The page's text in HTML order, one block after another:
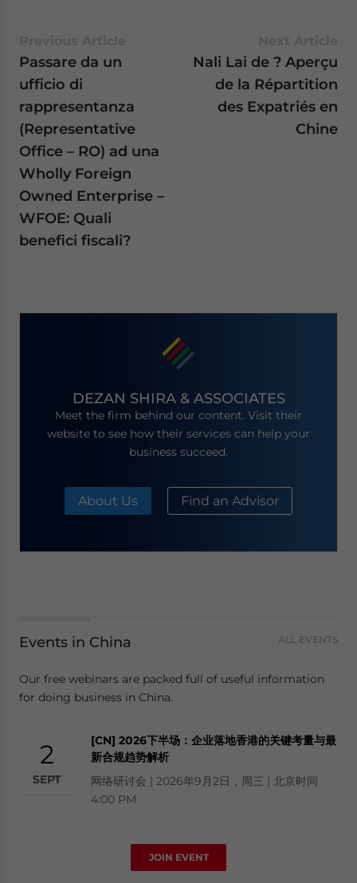
Passare da un
ufficio di
rappresentanza
(Representative
Office – RO) ad una
Wholly Foreign
Owned Enterprise –
WFOE: Quali
benefici fiscali?
Nali Lai de ? Aperçu
de la Répartition
des Expatriés en
Chine
DEZAN SHIRA & ASSOCIATES
Meet the firm behind our content. Visit their
website to see how their services can help your
business succeed.
About Us Find an Advisor
Events in China ALL EVENTS
Our free webinars are packed full of useful information
for doing business in China.
2
SEPT
[CN] 2026下半场：企业落地香港的关键考量与最
新合规趋势解析
网络研讨会 | 2026年9月2日，周三 | 北京时间
4:00 PM
JOIN EVENT